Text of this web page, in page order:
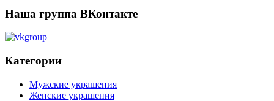
Наша группа ВКонтакте
Категории
Мужские украшения
Женские украшения